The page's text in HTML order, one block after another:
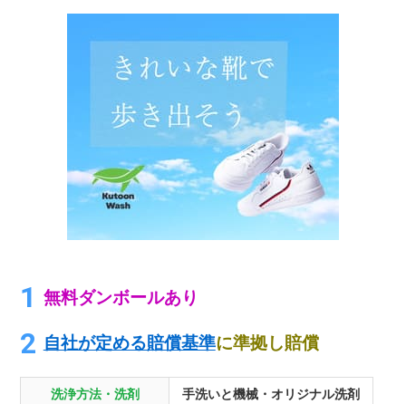
無料ダンボールあり
自社が定める賠償基準に準拠し賠償
洗浄方法・洗剤 手洗いと機械・オリジナル洗剤